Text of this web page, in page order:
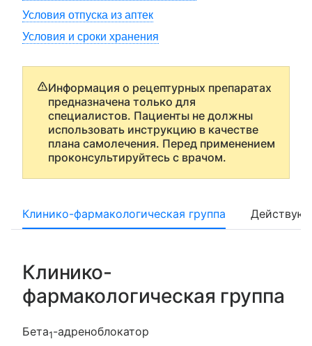
Условия отпуска из аптек
Условия и сроки хранения
Информация о рецептурных препаратах
предназначена только для
специалистов. Пациенты не должны
использовать инструкцию в качестве
плана самолечения. Перед применением
проконсультируйтесь с врачом.
Клинико-фармакологическая группа
Клинико-
фармакологическая группа
Бета1-адреноблокатор